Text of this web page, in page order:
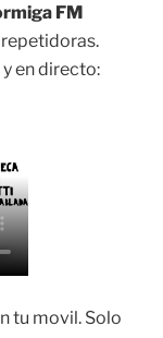
FM
en directo:
tu movil. Solo